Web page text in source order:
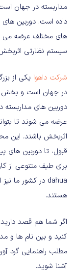
مداربسته در جهان
داده است. دوربین های
های مختلف عرضه می
سیستم نظارتی
شرکت داهوا یکی از
در جهان است و بخش
دوربین های مداربسته
عرضه می شوند تا
اثربخش باشند. این
قبول، تا دوربین های
برای طیف متنوعی از
dahua در کشور ما
هستند.
اگر شما هم قصد
کنید و بین نام ها و
مطلب راهنمایی گرد
آشنا شوید.